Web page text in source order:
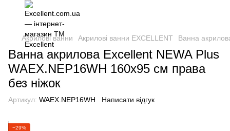
Акрилові ванни Акрилові ванни EXCELLENT Ванна
Ванна акрилова Excellent NEWA Plus
WAEX.NEP16WH 160х95 см права
без ніжок
Артикул: WAEX.NEP16WH Написати відгук
−29%